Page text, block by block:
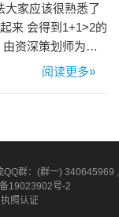
家应该很熟悉了
来 会得到1+1>2的
资深策划师为商
精准招生100+ 还
阅读更多»
群：(群一) 340645969 ,
19023902号-2
执照认证